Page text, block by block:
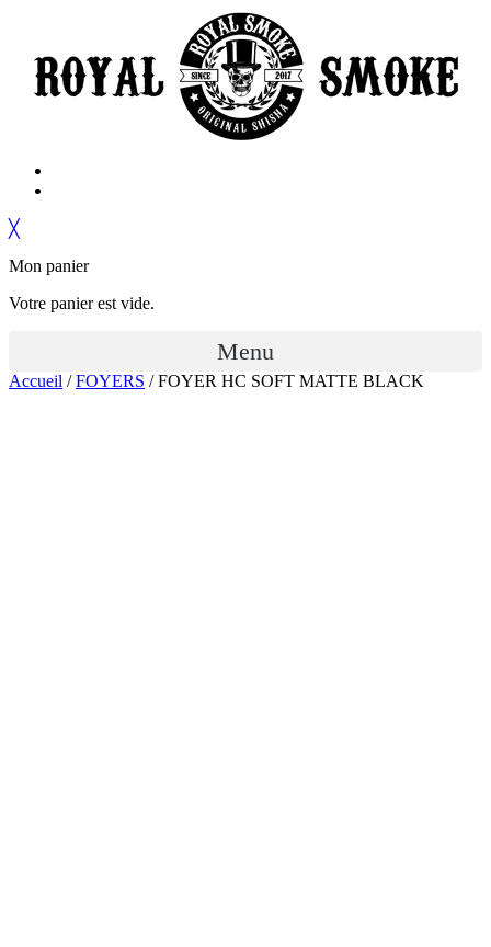
╳
Mon panier
Votre panier est vide.
Menu
Accueil /FOYERS / FOYER HC SOFT MATTE BLACK